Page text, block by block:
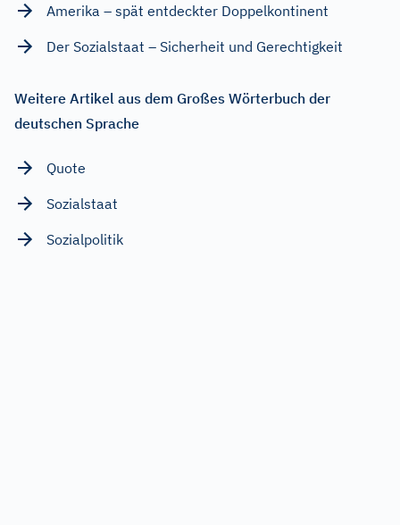
Amerika – spät entdeckter Doppelkontinent
Der Sozialstaat – Sicherheit und Gerechtigkeit
Weitere Artikel aus dem Großes Wörterbuch der
deutschen Sprache
Quote
Sozialstaat
Sozialpolitik